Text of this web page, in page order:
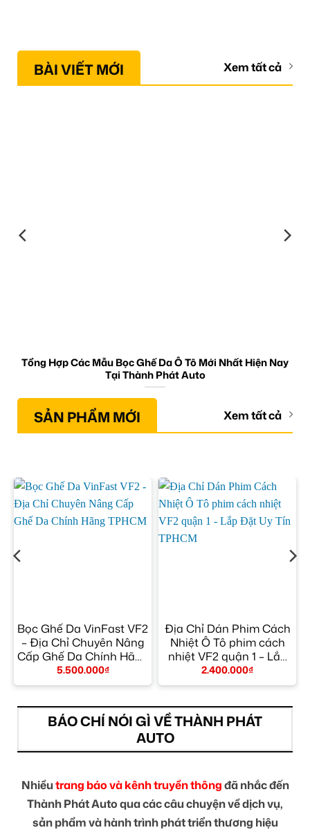
BÀI VIẾT MỚI Xem tất cả
Tổng Hợp Các Mẫu Bọc Ghế Da Ô Tô Mới Nhất Hiện Nay
Tại Thành Phát Auto
SẢN PHẨM MỚI Xem tất cả
Bọc Ghế Da VinFast VF2
– Địa Chỉ Chuyên Nâng
Cấp Ghế Da Chính Hãng
TPHCM
5.500.000₫
Địa Chỉ Dán Phim Cách
Nhiệt Ô Tô phim cách
nhiệt VF2 quận 1 – Lắp
Đặt Uy Tín TPHCM
2.400.000₫
BÁO CHÍ NÓI GÌ VỀ THÀNH PHÁT
AUTO
Nhiềutrang báo và kênh truyền thôngđã nhắc đến
Thành Phát Auto qua các câu chuyện về dịch vụ,
sản phẩm và hành trình phát triển thương hiệu